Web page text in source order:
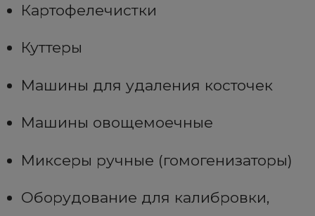
Картофелечистки
Куттеры
Машины для удаления косточек
Машины овощемоечные
Миксеры ручные (гомогенизаторы)
Оборудование для калибровки,